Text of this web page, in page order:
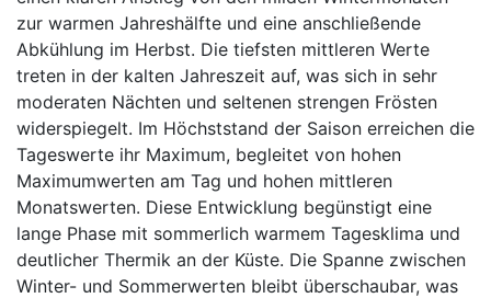
zur warmen Jahreshälfte und eine anschließende
Abkühlung im Herbst. Die tiefsten mittleren Werte
treten in der kalten Jahreszeit auf, was sich in sehr
moderaten Nächten und seltenen strengen Frösten
widerspiegelt. Im Höchststand der Saison erreichen die
Tageswerte ihr Maximum, begleitet von hohen
Maximumwerten am Tag und hohen mittleren
Monatswerten. Diese Entwicklung begünstigt eine
lange Phase mit sommerlich warmem Tagesklima und
deutlicher Thermik an der Küste. Die Spanne zwischen
Winter- und Sommerwerten bleibt überschaubar, was